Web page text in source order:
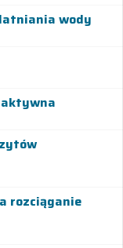
wody
rozciąganie